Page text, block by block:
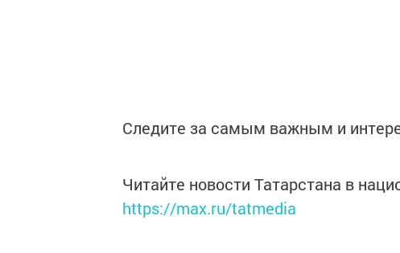
Следите за самым важным и
Читайте новости Татарстана в
https://max.ru/tatmedia